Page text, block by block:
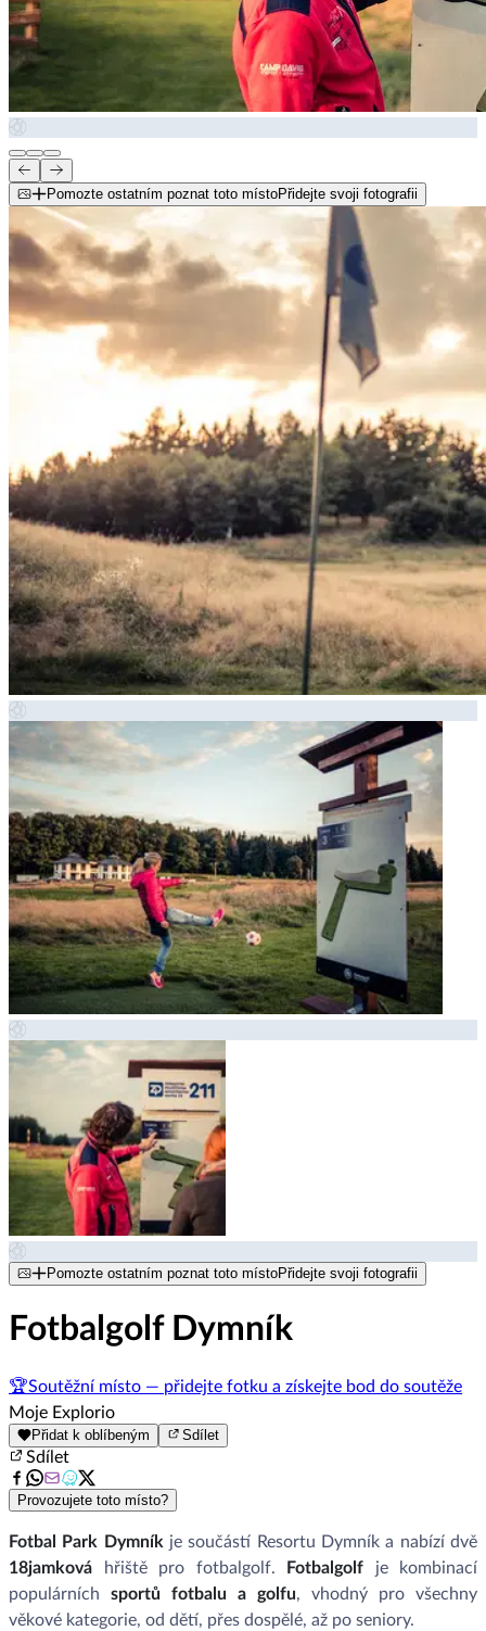
Pomozte ostatním poznat toto místoPřidejte svoji fotografii
Pomozte ostatním poznat toto místoPřidejte svoji fotografii
Fotbalgolf Dymník
🏆Soutěžní místo — přidejte fotku a získejte bod do soutěže
Moje Explorio
Přidat k oblíbeným Sdílet
Sdílet
Provozujete toto místo?
Fotbal Park Dymník je součástí Resortu Dymník a nabízí dvě
18jamková hřiště pro fotbalgolf. Fotbalgolf je kombinací
populárních sportů fotbalu a golfu, vhodný pro všechny
věkové kategorie, od dětí, přes dospělé, až po seniory.